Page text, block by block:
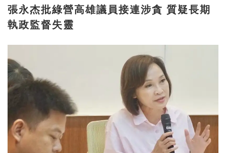
張永杰批綠營高雄議員接連涉貪 質疑長期
執政監督失靈